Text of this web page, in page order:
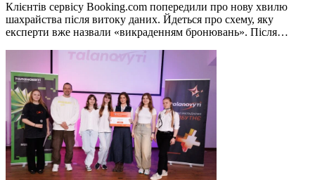
Клієнтів сервісу Booking.com попередили про нову хвилю
шахрайства після витоку даних. Йдеться про схему, яку
експерти вже назвали «викраденням бронювань». Після…